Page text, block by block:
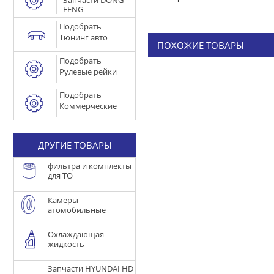
FENG
Подобрать
Тюнинг авто
Подобрать
Рулевые рейки
Подобрать
Коммерческие
ДРУГИЕ ТОВАРЫ
фильтра и комплекты
для ТО
Камеры
атомобильные
Охлаждающая
жидкость
Запчасти HYUNDAI HD
ПОХОЖИЕ ТОВАРЫ